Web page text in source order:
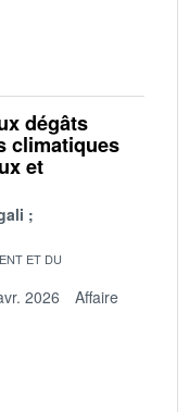
dégâts
climatiques
et
ET DU
2026
Affaire